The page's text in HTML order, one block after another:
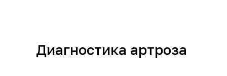
Диагностика артроза